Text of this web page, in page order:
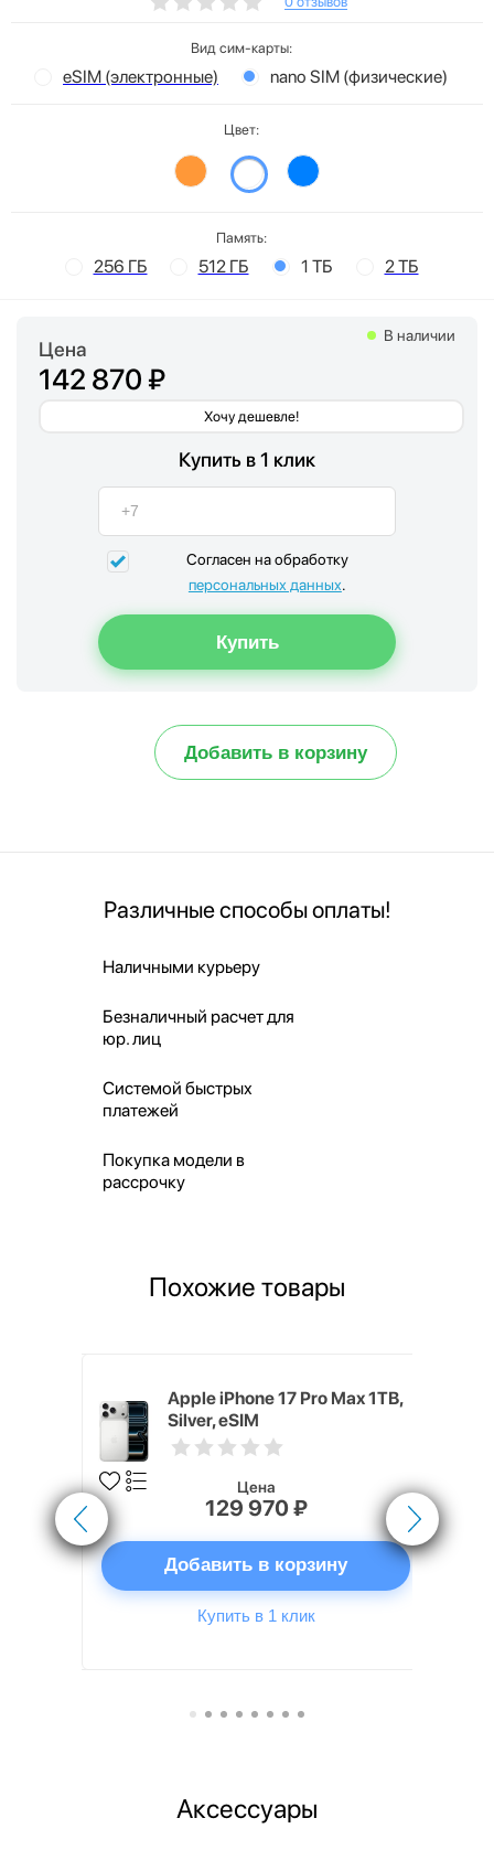
Вид сим-карты:
eSIM (электронные) nano SIM (физические)
Цвет:
Память:
256 ГБ 512 ГБ 1 ТБ 2 ТБ
Цена
142 870 ₽
Хочу дешевле!
В наличии
Купить в 1 клик
Согласен на обработку
персональных данных.
Добавить в корзину
Различные способы оплаты!
Наличными курьеру
Безналичный расчет для
юр. лиц
Системой быстрых
платежей
Покупка модели в
рассрочку
Похожие товары
Apple iPhone 17 Pro Max 1TB,
Silver, eSIM
Цена
129 970 ₽
Добавить в корзину
Купить в 1 клик
Аксессуары